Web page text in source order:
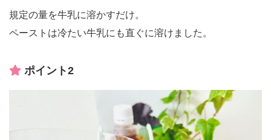
規定の量を牛乳に溶かすだけ。
ペーストは冷たい牛乳にも直ぐに溶けました。
ポイント2